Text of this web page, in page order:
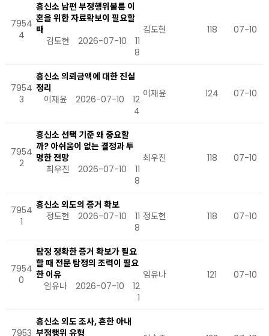
7954
4
흥신소 남편 부정행위불륜 이
혼을 위한 자료확보이 필요할
때
김도현
2026-07-10
11
8
김도현 118 07-10
7954
3
흥신소 의뢰금액에 대한 진실
정리
이재윤
2026-07-10
12
4
이재윤 124 07-10
7954
2
흥신소 선택 기준 왜 중요할
까? 아쉬움이 없는 결정과 투
명한 전망
최우진
2026-07-10
11
8
최우진 118 07-10
7954
1
흥신소 외도의 증거 확보
정도현
2026-07-10
11
8
정도현 118 07-10
7954
0
탐정 정확한 증거 확보가 필요
할 때 전문 탐정의 조력이 필요
한 이유
임유나
2026-07-10
12
1
임유나 121 07-10
7953
흥신소 외도 조사, 흔한 아내
부정행위 유형